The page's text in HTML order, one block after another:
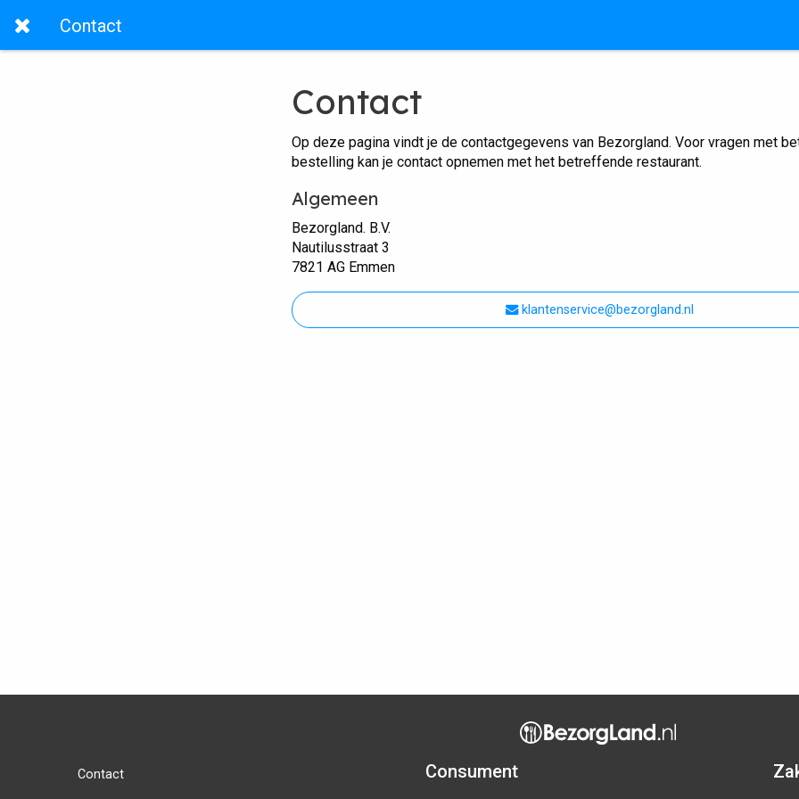
Contact
Contact
Op deze pagina vindt je de contactgegevens van Bezorgland. Voor vragen met
bestelling kan je contact opnemen met het betreffende restaurant.
Algemeen
Bezorgland. B.V.
Nautilusstraat 3
7821 AG Emmen
klantenservice@bezorgland.nl
Contact Consument